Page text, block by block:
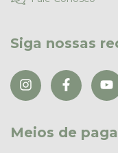
Siga nossas
Meios de